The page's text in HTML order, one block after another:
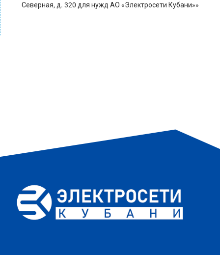
Северная, д. 320 для нужд АО «Электросети Кубани»»